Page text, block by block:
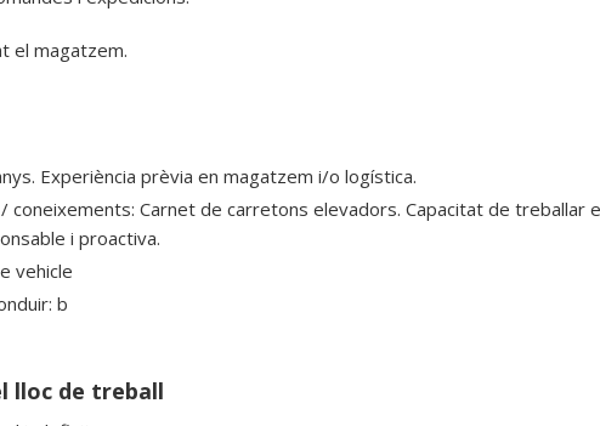
el magatzem.
Experiència prèvia en magatzem i/o logística.
coneixements: Carnet de carretons elevadors. Capacitat de treballar
i proactiva.
vehicle
b
lloc de treball